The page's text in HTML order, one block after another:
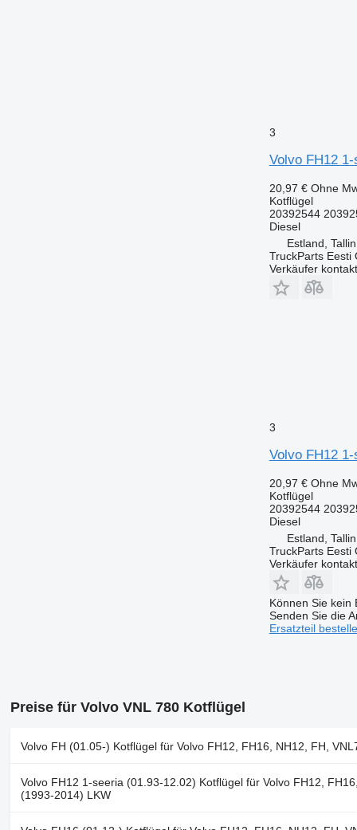
3
Volvo FH12
20,97 € Ohne
Kotflügel
20392544
Diesel
Estland,
TruckParts Eesti
Verkäufer
3
Volvo FH12
20,97 € Ohne
Kotflügel
20392544
Diesel
Estland,
TruckParts Eesti
Verkäufer
Können Sie kein
Senden Sie die
Ersatzteil
Preise für Volvo VNL 780 Kotflügel
Volvo FH (01.05-) Kotflügel für Volvo FH12, FH16, NH12, FH,
Volvo FH12 1-seeria (01.93-12.02) Kotflügel für Volvo FH12,
(1993-2014) LKW